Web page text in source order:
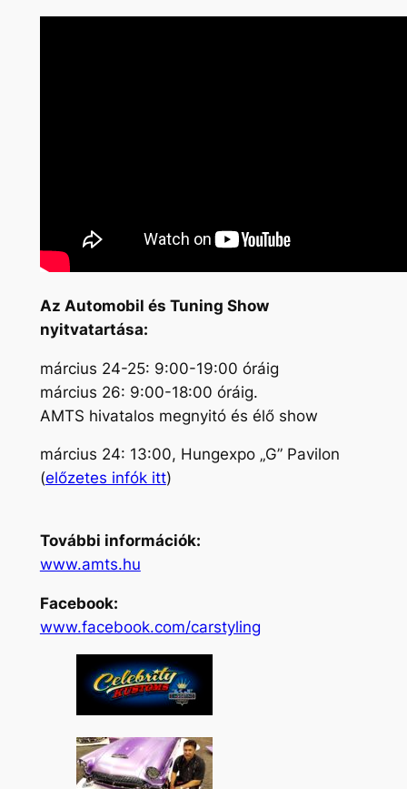
Az Automobil és Tuning Show
nyitvatartása:
március 24-25: 9:00-19:00 óráig
március 26: 9:00-18:00 óráig.
AMTS hivatalos megnyitó és élő show
március 24: 13:00, Hungexpo „G” Pavilon
(előzetes infók itt)
További információk:
www.amts.hu
Facebook:
www.facebook.com/carstyling